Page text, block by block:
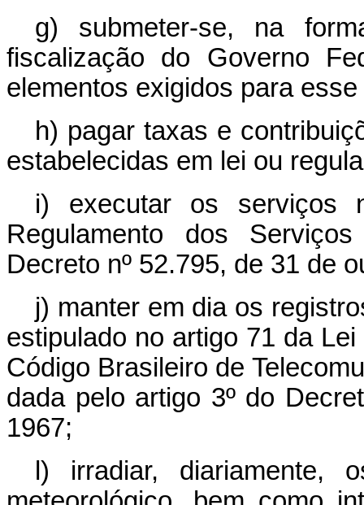
g) submeter-se, na
fiscalização do Governo
elementos exigidos para esse
h) pagar taxas e
estabelecidas em lei ou
i) executar os serviços
Regulamento dos
Decreto nº 52.795, de 31 de
j) manter em dia os
estipulado no artigo 71 da
Código Brasileiro de
dada pelo artigo 3º do
1967;
l) irradiar, diariamente,